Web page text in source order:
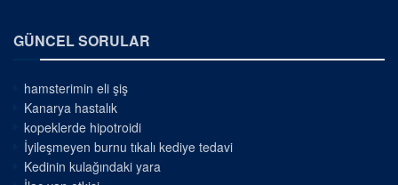
GÜNCEL SORULAR
hamsterimin eli şiş
Kanarya hastalık
kopeklerde hipotroidi
İyileşmeyen burnu tıkalı kediye tedavi
Kedinin kulağındaki yara